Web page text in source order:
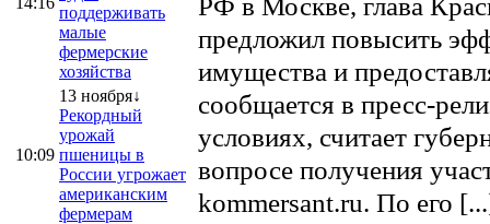
поддерживать
малые
фермерские
хозяйства
10:09
13 ноября↓
Рекордный
урожай
пшеницы в
России угрожает
американским
фермерам
предложил повысить
имущества и
сообщается в пресс-
условиях, считает
вопросе получения
kommersant.ru. По его